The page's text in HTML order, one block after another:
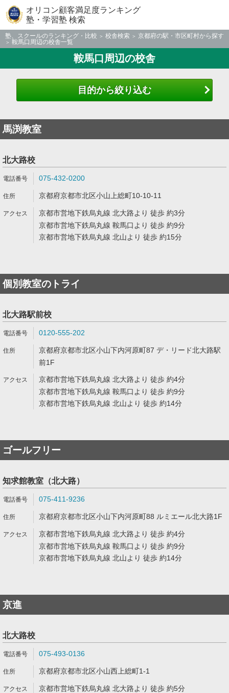
オリコン顧客満足度ランキング
塾・学習塾 検索
塾、スクールのランキング・比較 校舎検索
京都府の駅・市区町村から探す
鞍馬口周辺の校舎一覧
鞍馬口周辺の校舎
目的から絞り込む
馬渕教室
北大路校
075-432-0200
京都府京都市北区小山上総町10-10-11
京都市営地下鉄烏丸線 北大路より 徒歩 約3分
京都市営地下鉄烏丸線 鞍馬口より 徒歩 約9分
京都市営地下鉄烏丸線 北山より 徒歩 約15分
個別教室のトライ
北大路駅前校
0120-555-202
京都府京都市北区小山下内河原町87 デ・リード北大路駅
前1F
京都市営地下鉄烏丸線 北大路より 徒歩 約4分
京都市営地下鉄烏丸線 鞍馬口より 徒歩 約9分
京都市営地下鉄烏丸線 北山より 徒歩 約14分
ゴールフリー
知求館教室（北大路）
075-411-9236
京都府京都市北区小山下内河原町88 ルミエール北大路1F
京都市営地下鉄烏丸線 北大路より 徒歩 約4分
京都市営地下鉄烏丸線 鞍馬口より 徒歩 約9分
京都市営地下鉄烏丸線 北山より 徒歩 約14分
京進
北大路校
075-493-0136
京都府京都市北区小山西上総町1-1
京都市営地下鉄烏丸線 北大路より 徒歩 約5分